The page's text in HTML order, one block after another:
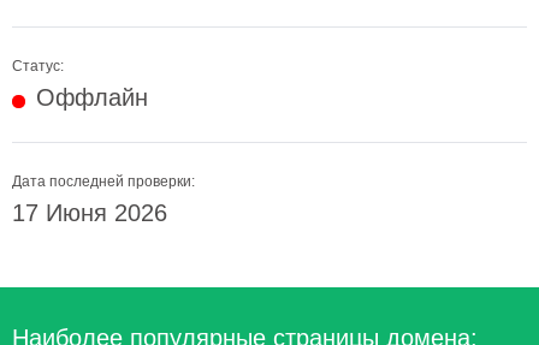
Статус:
Оффлайн
Дата последней проверки:
17 Июня 2026
Наиболее популярные страницы домена: